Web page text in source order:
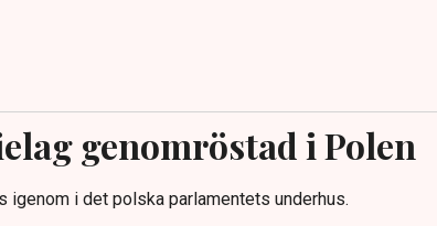
genomröstad i Polen
igenom i det polska parlamentets underhus.